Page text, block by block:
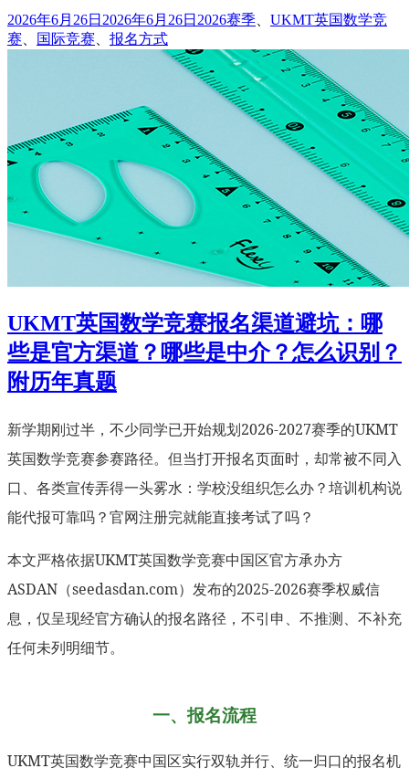
发
布
2026年6月26日 2026年6月26日 标
2026赛季
UKMT英国数学竞
赛
国际竞赛 报名方式
UKMT英国数学竞赛报名渠道避坑：哪
些是官方渠道？哪些是中介？怎么识别？
附历年真题
新学期刚过半，不少同学已开始规划2026-2027赛季的UKMT
英国数学竞赛参赛路径。但当打开报名页面时，却常被不同入
口、各类宣传弄得一头雾水：学校没组织怎么办？培训机构说
能代报可靠吗？官网注册完就能直接考试了吗？
本文严格依据UKMT英国数学竞赛中国区官方承办方
ASDAN（seedasdan.com）发布的2025-2026赛季权威信
息，仅呈现经官方确认的报名路径，不引申、不推测、不补充
任何未列明细节。
一、报名流程
UKMT英国数学竞赛中国区实行双轨并行、统一归口的报名机